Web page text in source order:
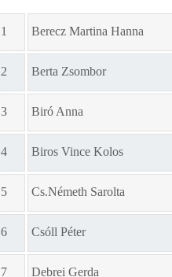
1 Berecz Martina Hanna
2 Berta Zsombor
3 Biró Anna
4 Biros Vince Kolos
5 Cs.Németh Sarolta
6 Csóll Péter
7 Debrei Gerda